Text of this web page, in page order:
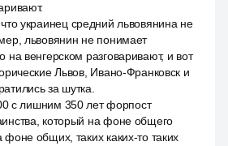
украинец средний львовянина не
львовянин не понимает
на венгерском разговаривают, и вот
Львов, Ивано-Франковск и
за шутка.
с лишним 350 лет форпост
который на фоне общего
фоне общих, таких каких-то таких